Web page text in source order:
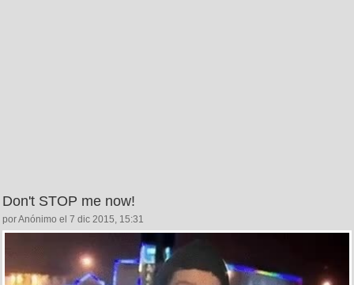
Don't STOP me now!
por Anónimo el 7 dic 2015, 15:31